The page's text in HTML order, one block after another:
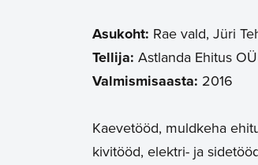
Asukoht: Rae vald, Jüri
Tellija: Astlanda Ehitus OÜ
Valmismisaasta: 2016
Kaevetööd, muldkeha
kivitööd, elektri- ja